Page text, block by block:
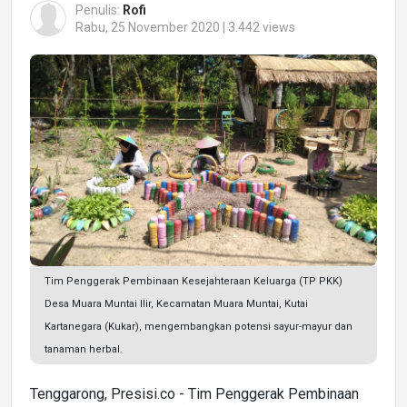
Penulis: Rofi
Rabu, 25 November 2020 | 3.442 views
Tim Penggerak Pembinaan Kesejahteraan Keluarga (TP PKK)
Desa Muara Muntai Ilir, Kecamatan Muara Muntai, Kutai
Kartanegara (Kukar), mengembangkan potensi sayur-mayur dan
tanaman herbal.
Tenggarong, Presisi.co - Tim Penggerak Pembinaan